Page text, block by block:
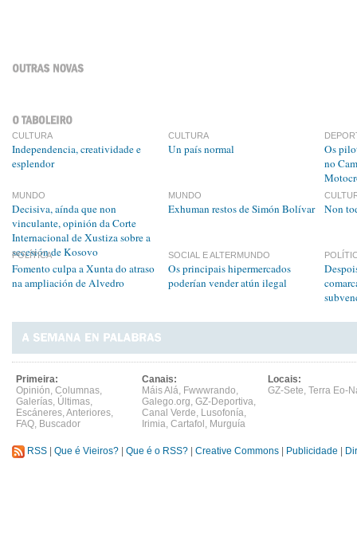
CULTURA
Independencia, creatividade e
esplendor
CULTURA
Un país normal
Os
no
MUNDO
Decisiva, aínda que non
vinculante, opinión da Corte
Internacional de Xustiza sobre a
secesión de Kosovo
MUNDO
Exhuman restos de Simón Bolívar Non
POLÍTICA
Fomento culpa a Xunta do atraso
na ampliación de Alvedro
SOCIAL E ALTERMUNDO
Os principais hipermercados
poderían vender atún ilegal
Primeira:
Opinión, Columnas,
Galerías, Últimas,
Escáneres,Anteriores,
FAQ, Buscador
Canais:
Máis Alá, Fwwwrando,
Galego.org, GZ-Deportiva,
Canal Verde, Lusofonía,
Irimia, Cartafol , Murguía
Locais:
GZ-Sete, Terra Eo-
RSS Que é Vieiros? Que é o RSS? Creative Commons Publicidade